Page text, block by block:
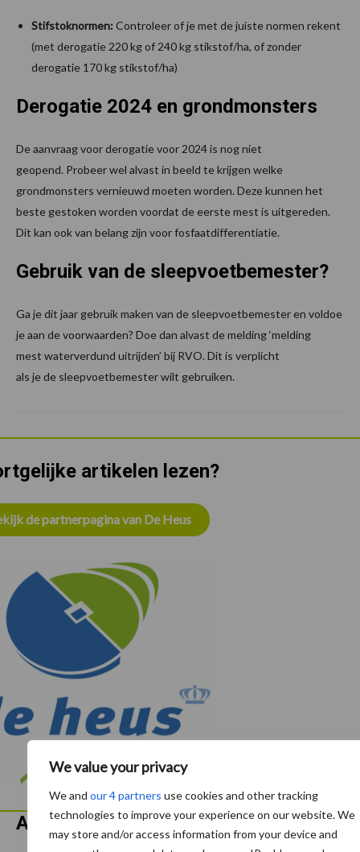
We value your privacy
We and our 4 partners use cookies and other tracking
technologies to improve your experience on our website. We
may store and/or access information from your device and
Stifstoknormen: Controleer of je met de juiste normen rekent
(met derogatie 220 kg of 240 kg stikstof/ha, of zonder
derogatie 170 kg stikstof/ha)
Derogatie 2024 en grondmonsters
De aanvraag voor derogatie voor 2024 is nog niet
geopend. Probeer wel alvast in beeld te krijgen welke
grondmonsters vernieuwd moeten worden. Deze kunnen het
beste gestoken worden voordat de eerste mest is uitgereden.
Dit kan ook van belang zijn voor fosfaatdifferentiatie.
Gebruik van de sleepvoetbemester?
Ga je dit jaar gebruik maken van de sleepvoetbemester en voldoe
je aan de voorwaarden? Doe dan alvast de melding ‘melding
mest waterverdund uitrijden’ bij RVO. Dit is verplicht
als je de sleepvoetbemester wilt gebruiken.
artikelen lezen?
de partnerpagina van De Heus
Aanbevolen voor jou!